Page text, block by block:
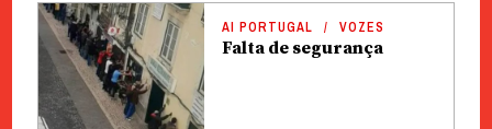
AI PORTUGAL VOZES
Falta de segurança